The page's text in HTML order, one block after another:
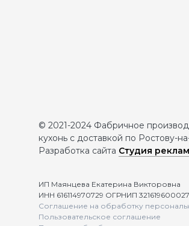
© 2021-2024 Фабричное
кухонь с доставкой по Ростову-
Разработка сайта Студия
ИП Маянцева Екатерина Викторовна
ИНН 616114970729 ОГРНИП
Соглашение на обработку
Пользовательское соглашение